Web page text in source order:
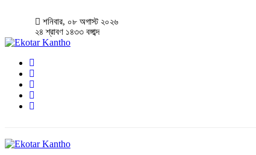
শনিবার, ০৮ অগাস্ট ২০২৬
২৪ শ্রাবণ ১৪৩৩ বঙ্গাব্দ